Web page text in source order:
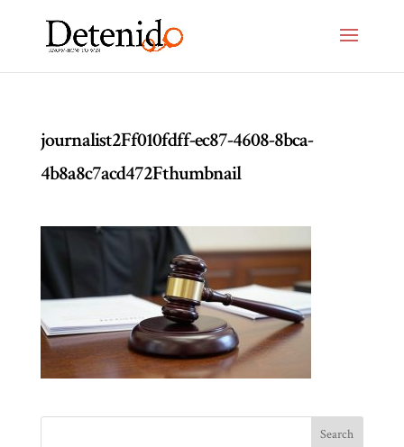
journalist2Ff010fdff-ec87-4608-8bca-
4b8a8c7acd472Fthumbnail